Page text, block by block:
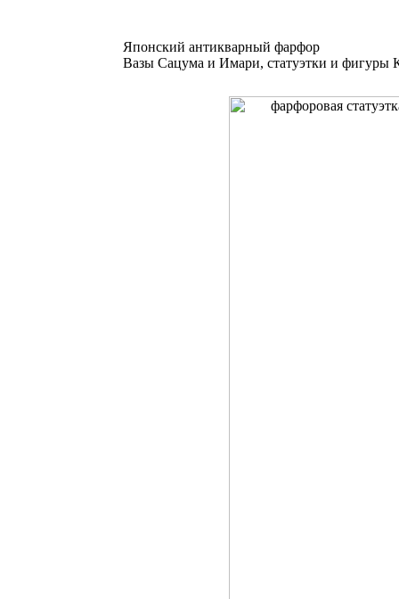
Японский антикварный фарфор
Вазы Сацума и Имари, статуэтки и фигуры